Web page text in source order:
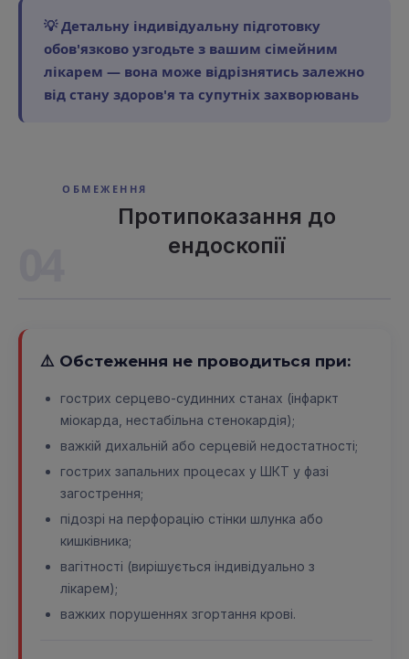
💡 Детальну індивідуальну підготовку
обов'язково узгодьте з вашим сімейним
лікарем — вона може відрізнятись залежно
від стану здоров'я та супутніх захворювань
ОБМЕЖЕННЯ
Протипоказання до
ендоскопії
⚠️ Обстеження не проводиться при:
гострих серцево-судинних станах (інфаркт
міокарда, нестабільна стенокардія);
важкій дихальній або серцевій недостатності;
гострих запальних процесах у ШКТ у фазі
загострення;
підозрі на перфорацію стінки шлунка або
кишківника;
вагітності (вирішується індивідуально з
лікарем);
важких порушеннях згортання крові.